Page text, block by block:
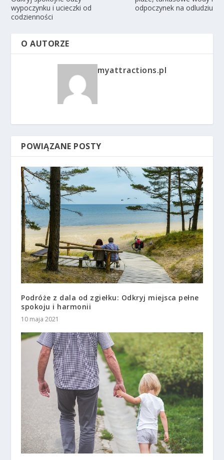
wypoczynku i ucieczki od
codzienności
odpoczynek na odludziu
O AUTORZE
myattractions.pl
POWIĄZANE POSTY
Podróże z dala od zgiełku: Odkryj miejsca pełne
spokoju i harmonii
10 maja 2021